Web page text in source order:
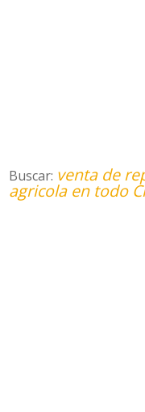
Buscar: venta de
agricola en todo